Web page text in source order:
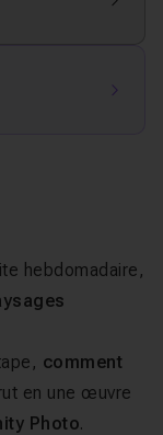
hebdomadaire,
comment
en une œuvre
Photo.